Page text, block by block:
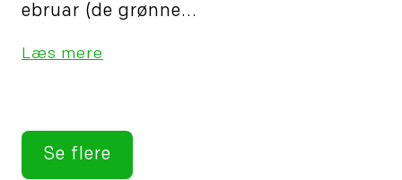
ebruar (de grønne...
Læs mere
Se flere